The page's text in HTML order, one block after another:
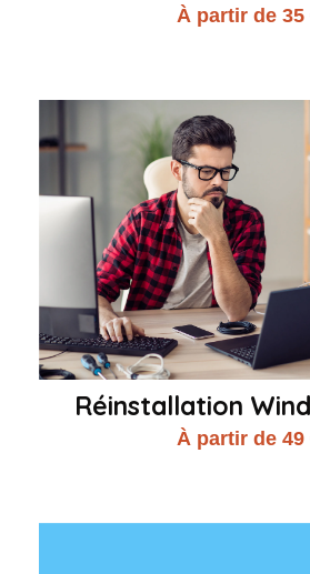
À partir de 35
Réinstallation
À partir de 49